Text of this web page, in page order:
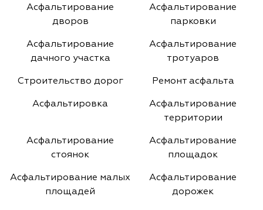
Асфальтирование
дворов
Асфальтирование
парковки
Асфальтирование
дачного участка
Асфальтирование
тротуаров
Строительство дорог Ремонт асфальта
Асфальтировка
Асфальтирование
территории
Асфальтирование
стоянок
Асфальтирование
площадок
Асфальтирование малых
площадей
Асфальтирование
дорожек